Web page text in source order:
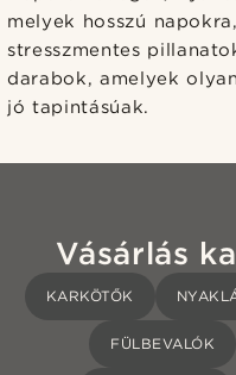
melyek hosszú
stresszmentes
darabok, amelyek
jó tapintásúak.
Vásárlás
KARKÖTŐK
FÜLBEVALÓK